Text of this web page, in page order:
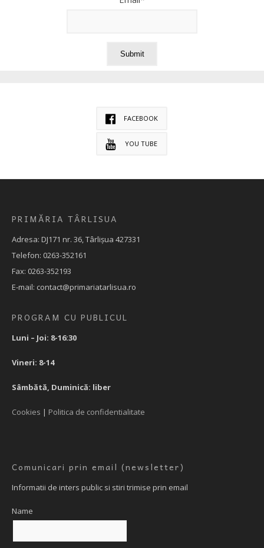
FACEBOOK
YOU TUBE
PRIMĂRIA TÂRLISUA
Adresa: DJ171 nr. 36, Târlișua 427331
Telefon: 0263-352161
Fax: 0263-352193
E-mail: contact@primariatarlisua.ro
PROGRAM CU PUBLICUL
Luni – Joi: 8-16:30
Vineri: 8-14
Sâmbătă, Duminică: liber
Cookies | Politica de confidentialitate
Comunicari prin email (newsletter)
Informatii de inters public si stiri trimise prin email
Name